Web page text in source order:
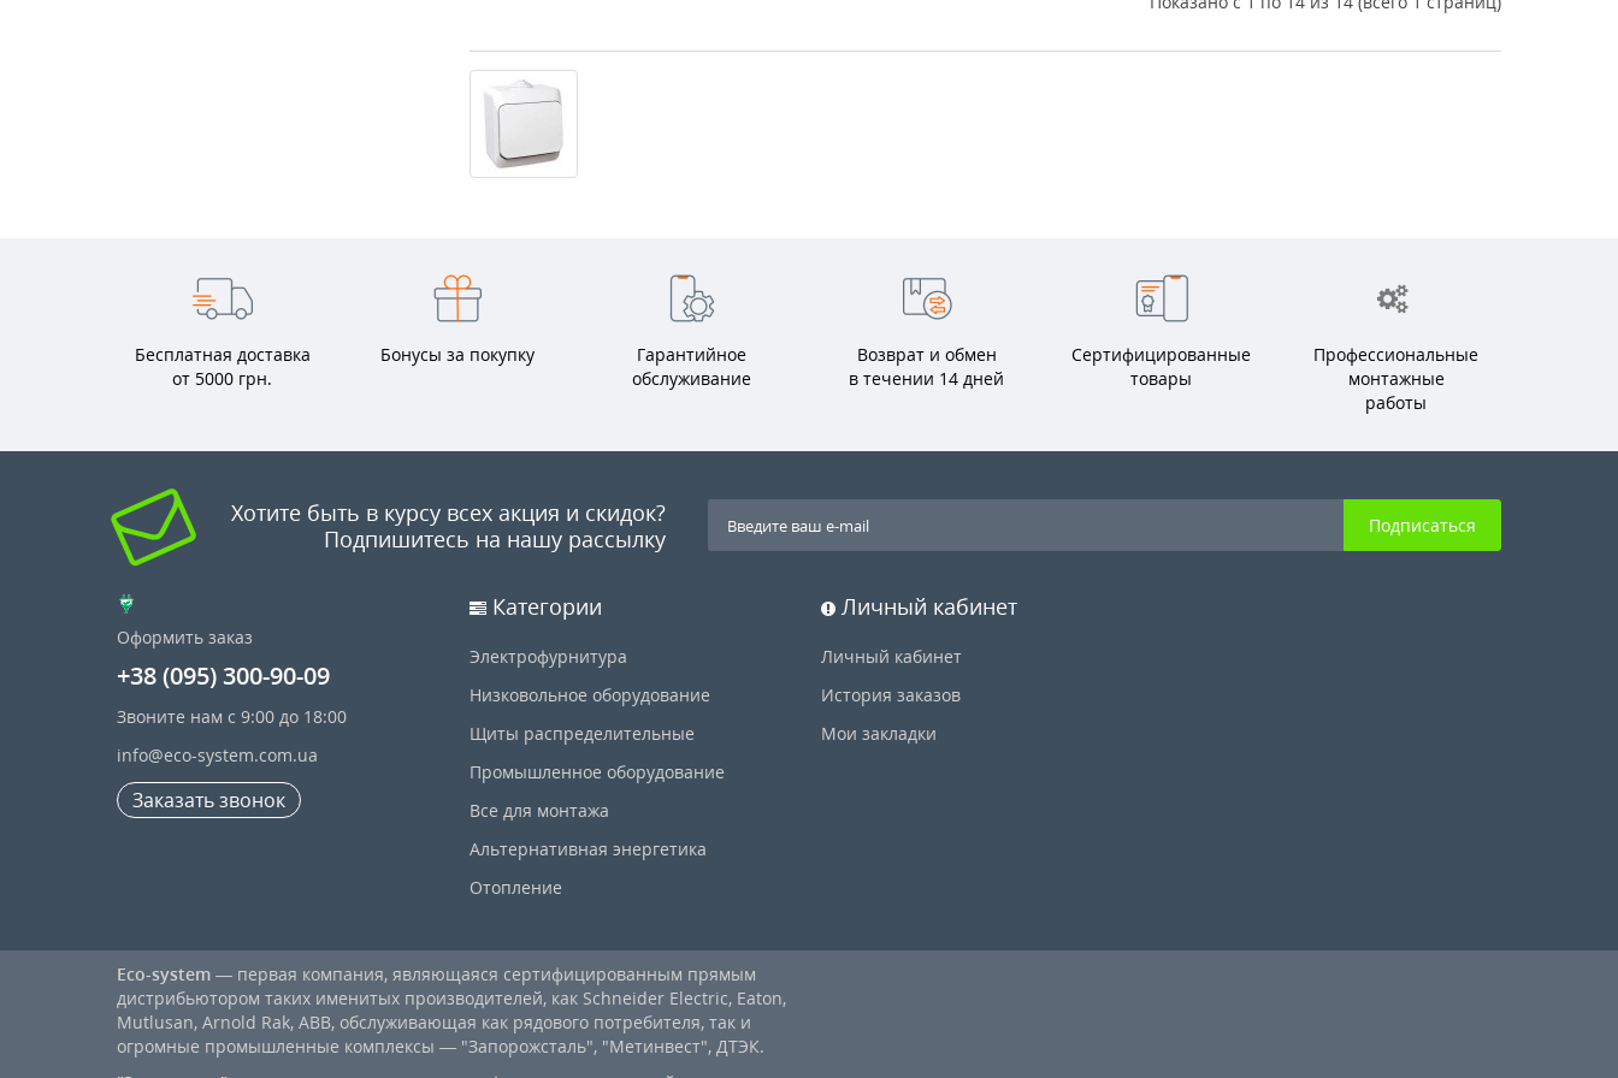
Бесплатная доставка
от 5000 грн.
Бонусы за покупку
Гарантийное
обслуживание
Возврат и обмен
в течении 14 дней
Сертифицированные
товары
Профессиональные
монтажные
работы
Хотите быть в курсу всех акция и скидок?
Подпишитесь на нашу рассылку
Подписаться
Оформить заказ
+38 (095) 300-90-09
Звоните нам с 9:00 до 18:00
info@eco-system.com.ua
Заказать звонок
Категории
Электрофурнитура
Низковольное оборудование
Щиты распределительные
Промышленное оборудование
Все для монтажа
Альтернативная энергетика
Отопление
Личный кабинет
Личный кабинет
История заказов
Мои закладки
Eco-system — первая компания, являющаяся сертифицированным прямым
дистрибьютором таких именитых производителей, как Schneider Electric, Eaton,
Mutlusan, Arnold Rak, ABB, обслуживающая как рядового потребителя, так и
огромные промышленные комплексы — "Запорожсталь", "Метинвест", ДТЭК.